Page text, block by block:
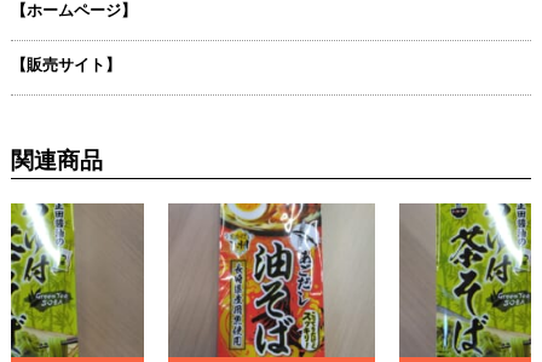
【ホームページ】
【販売サイト】
関連商品